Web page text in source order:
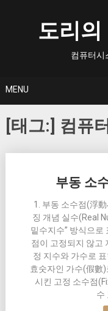
도리
컴퓨터시
MENU
[태그:] 컴퓨
부동 소
1. 부동 소수점(浮
징 개념 실수(Real
밑수지수” 방식으로
점이 고정되지 않고
정 지수와 가수로
효숫자인 가수(假數
시킨 고정 소수점
수
navigation